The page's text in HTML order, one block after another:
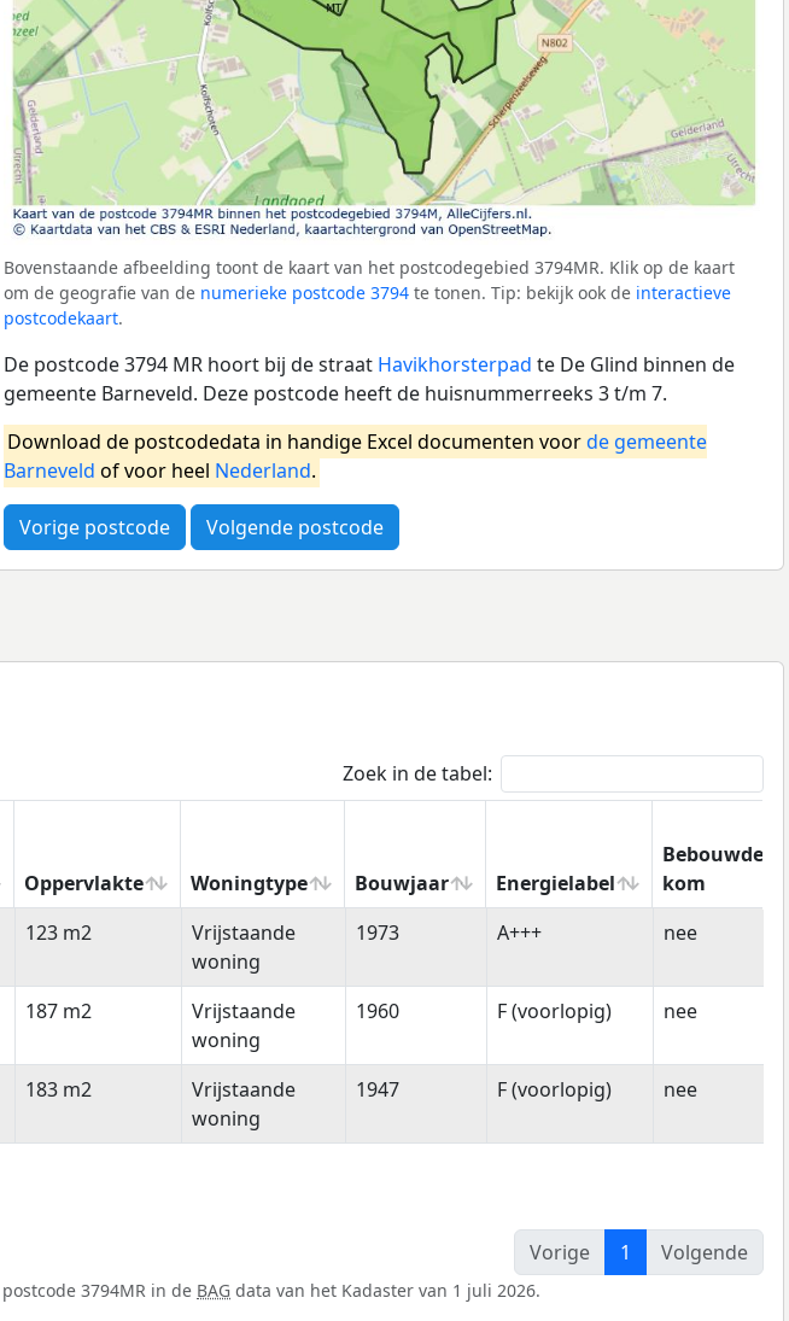
Bovenstaande afbeelding toont de kaart van het postcodegebied 3794MR. Klik op de kaart
om de geografie van de numerieke postcode 3794 te tonen. Tip: bekijk ook de interactieve
postcodekaart.
De postcode 3794 MR hoort bij de straat Havikhorsterpad te De Glind binnen de
gemeente Barneveld. Deze postcode heeft de huisnummerreeks 3 t/m 7.
Download de postcodedata in handige Excel documenten voorde gemeente
Barneveld of voor heel Nederland.
Vorige postcode Volgende postcode
Zoek in de tabel:
Oppervlakte Woningtype Bouwjaar Energielabel
Bebouwde
kom
Oppervlakte Woningtype Bouwjaar Energielabel
Bebouwde
123 m2
Vrijstaande
woning
1973 A+++ nee
187 m2
Vrijstaande
woning
1960 F (voorlopig) nee
183 m2
Vrijstaande
woning
1947 F (voorlopig) nee
Vorige
1 Volgende
3794MR in de BAG data van het Kadaster van 1 juli 2026.